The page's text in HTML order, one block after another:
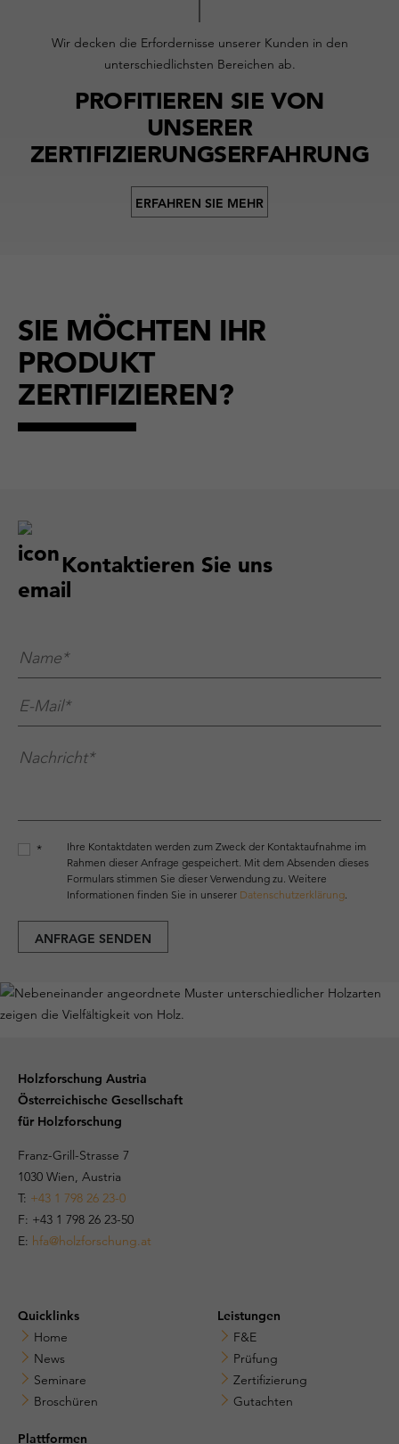
Wir decken die Erfordernisse unserer Kunden in den
unterschiedlichsten Bereichen ab.
PROFITIEREN SIE VON
UNSERER
ZERTIFIZIERUNGSERFAHRUNG
ERFAHREN SIE MEHR
SIE MÖCHTEN IHR
PRODUKT
ZERTIFIZIEREN?
Kontaktieren Sie uns
Name**
E-Mail**
Nachricht**
*
Ihre Kontaktdaten werden zum Zweck der Kontaktaufnahme im
Rahmen dieser Anfrage gespeichert. Mit dem Absenden dieses
Formulars stimmen Sie dieser Verwendung zu. Weitere
Informationen finden Sie in unserer Datenschutzerklärung.
ANFRAGE SENDEN
Holzforschung Austria
Österreichische Gesellschaft
für Holzforschung
Franz-Grill-Strasse 7
1030 Wien, Austria
T: +43 1 798 26 23-0
​​F: +43 1 798 26 23-50
E: hfa@holzforschung.at
Quicklinks
Home
News
Seminare
Broschüren
Leistungen
F&E
Prüfung
Zertifizierung
Gutachten
Plattformen